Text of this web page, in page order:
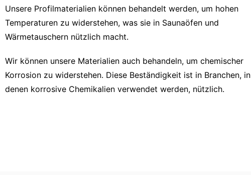
Unsere Profilmaterialien können behandelt werden, um hohen
Temperaturen zu widerstehen, was sie in Saunaöfen und
Wärmetauschern nützlich macht.
Wir können unsere Materialien auch behandeln, um chemischer
Korrosion zu widerstehen. Diese Beständigkeit ist in Branchen, in
denen korrosive Chemikalien verwendet werden, nützlich.